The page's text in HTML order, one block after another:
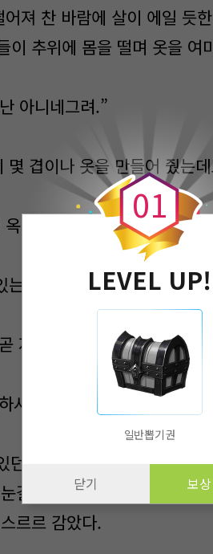
져 찬 바람에 살이 에일 듯
이 추위에 몸을 떨며 옷을 여
아니네그려.”
몇 겹이나 옷을 만들어 줬는
지기가 안에 있는 죄수를 쳐
는 분은 오죽하실까?”
저 고통도 끝나겠지. 내일
시지. 저리 어리신 분이 가
던 지(智)는 천천히 돌아누워
길에 감정이라곤 없었다.
르르 감았다.
0
0
1
LEVEL UP!
일반뽑기권
닫기 보